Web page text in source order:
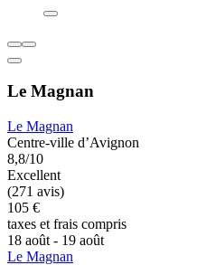
Le Magnan
Le Magnan
Centre-ville d’Avignon
8,8/10
Excellent
(271 avis)
105 €
taxes et frais compris
18 août - 19 août
Le Magnan